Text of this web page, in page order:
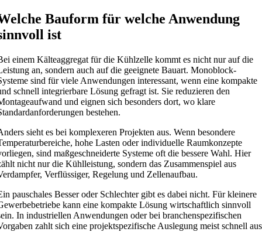
Bauform für welche Anwendung
ist
einem Kälteaggregat für die Kühlzelle kommt es nicht nur auf die
an, sondern auch auf die geeignete Bauart. Monoblock-
sind für viele Anwendungen interessant, wenn eine kompakte
schnell integrierbare Lösung gefragt ist. Sie reduzieren den
und eignen sich besonders dort, wo klare
bestehen.
sieht es bei komplexeren Projekten aus. Wenn besondere
hohe Lasten oder individuelle Raumkonzepte
sind maßgeschneiderte Systeme oft die bessere Wahl. Hier
nicht nur die Kühlleistung, sondern das Zusammenspiel aus
Verflüssiger, Regelung und Zellenaufbau.
pauschales Besser oder Schlechter gibt es dabei nicht. Für kleinere
kann eine kompakte Lösung wirtschaftlich sinnvoll
In industriellen Anwendungen oder bei branchenspezifischen
zahlt sich eine projektspezifische Auslegung meist schnell